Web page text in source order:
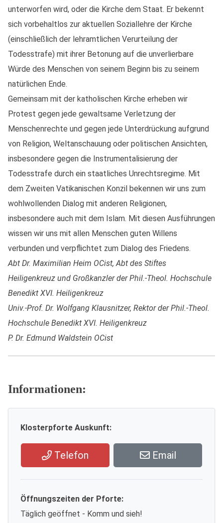
unterworfen wird, oder die Kirche dem Staat. Er bekennt
sich vorbehaltlos zur aktuellen Soziallehre der Kirche
(einschließlich der lehramtlichen Verurteilung der
Todesstrafe) mit ihrer Betonung auf die unverlierbare
Würde des Menschen von seinem Beginn bis zu seinem
natürlichen Ende.
Gemeinsam mit der katholischen Kirche erheben wir
Protest gegen jede gewaltsame Verletzung der
Menschenrechte und gegen jede Unterdrückung aufgrund
von Religion, Weltanschauung oder politischen Ansichten,
insbesondere gegen die Instrumentalisierung der
Todesstrafe durch ein staatliches Unrechtsregime. Mit
dem Zweiten Vatikanischen Konzil bekennen wir uns zum
wohlwollenden Dialog mit anderen Religionen,
insbesondere auch mit dem Islam. Mit diesen Ausführungen
wissen wir uns mit allen Menschen guten Willens
verbunden und verpflichtet zum Dialog des Friedens.
Abt Dr. Maximilian Heim OCist, Abt des Stiftes
Heiligenkreuz und Großkanzler der Phil.-Theol. Hochschule
Benedikt XVI. Heiligenkreuz
Univ.-Prof. Dr. Wolfgang Klausnitzer, Rektor der Phil.-Theol.
Hochschule Benedikt XVI. Heiligenkreuz
P. Dr. Edmund Waldstein OCist
Informationen:
Klosterpforte Auskunft:
Telefon Email
Öffnungszeiten der Pforte:
Täglich geöffnet - Komm und sieh!